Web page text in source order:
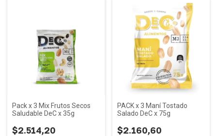
Pack x 3 Mix Frutos Secos
Saludable DeC x 35g
$2.514,20
PACK x 3 Maní Tostado
Salado DeC x 75g
$2.160,60